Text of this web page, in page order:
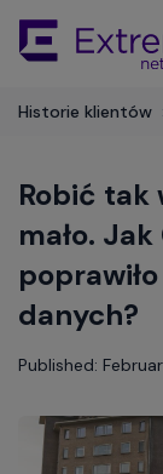
Main
Historie klientów
Robić tak
mało.
danych?
Published: